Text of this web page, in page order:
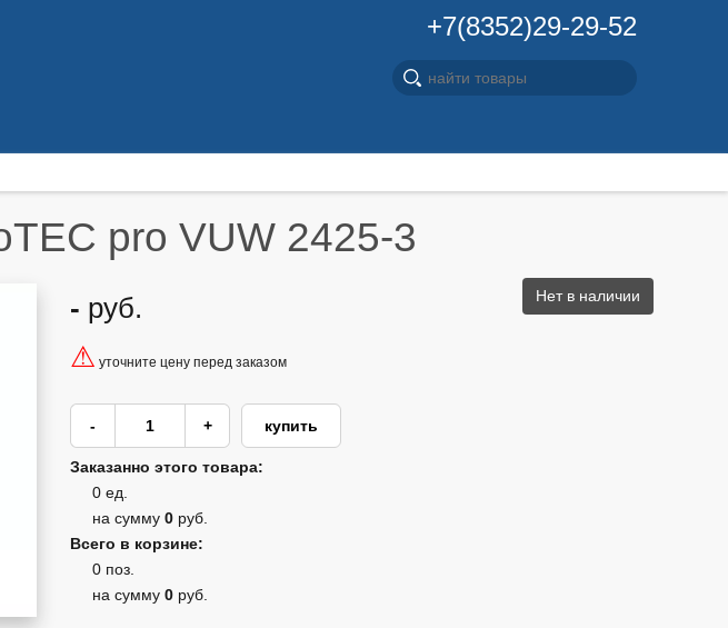
+7(8352)29-29-52
pro VUW 2425-3
Нет в наличии
- руб.
⚠ уточните цену перед заказом
Заказанно этого товара:
0 ед.
на сумму 0 руб.
Всего в корзине:
0 поз.
на сумму 0 руб.